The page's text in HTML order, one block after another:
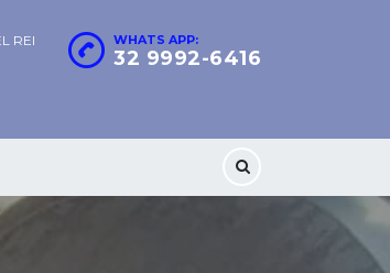
WHATS APP:
32 9992-6416
REI